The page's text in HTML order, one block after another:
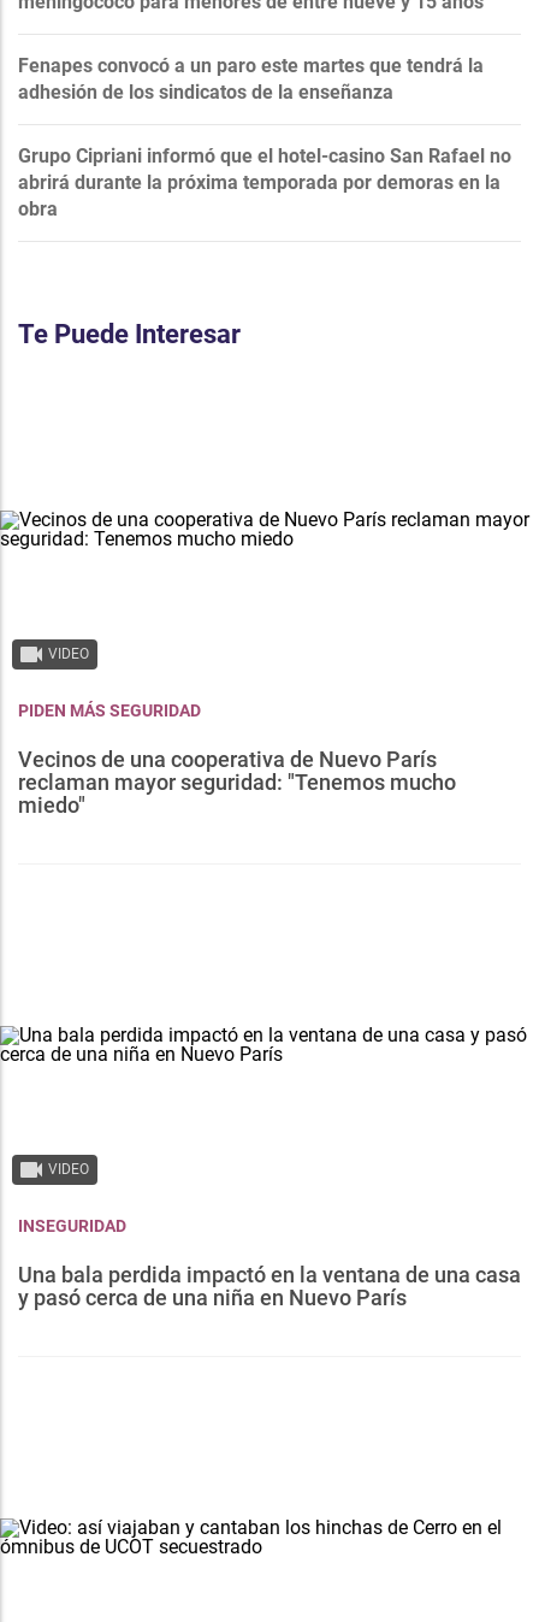
Fenapes convocó a un paro este martes que tendrá la
adhesión de los sindicatos de la enseñanza
Grupo Cipriani informó que el hotel-casino San Rafael no
abrirá durante la próxima temporada por demoras en la
obra
Te Puede Interesar
VIDEO
PIDEN MÁS SEGURIDAD
Vecinos de una cooperativa de Nuevo París
reclaman mayor seguridad: "Tenemos mucho
miedo"
VIDEO
INSEGURIDAD
Una bala perdida impactó en la ventana de una casa
y pasó cerca de una niña en Nuevo París